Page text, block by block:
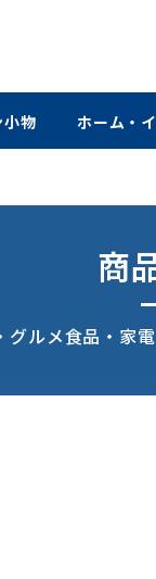
小物 ホーム・
商
グルメ食品・家